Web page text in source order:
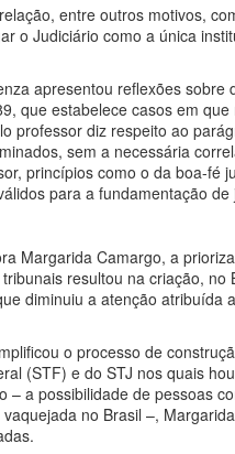
entre outros motivos,
o Judiciário como a única
apresentou reflexões
que estabelece casos em
professor diz respeito ao
sem a necessária
princípios como o da boa-fé
para a fundamentação de
Margarida Camargo, a
resultou na criação,
diminuiu a atenção
o processo de
(STF) e do STJ nos quais
– a possibilidade de pessoas
no Brasil –,